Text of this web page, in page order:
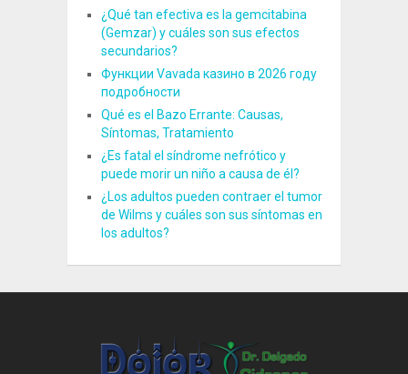
¿Qué tan efectiva es la gemcitabina
(Gemzar) y cuáles son sus efectos
secundarios?
Функции Vavada казино в 2026 году
подробности
Qué es el Bazo Errante: Causas,
Síntomas, Tratamiento
¿Es fatal el síndrome nefrótico y
puede morir un niño a causa de él?
¿Los adultos pueden contraer el tumor
de Wilms y cuáles son sus síntomas en
los adultos?